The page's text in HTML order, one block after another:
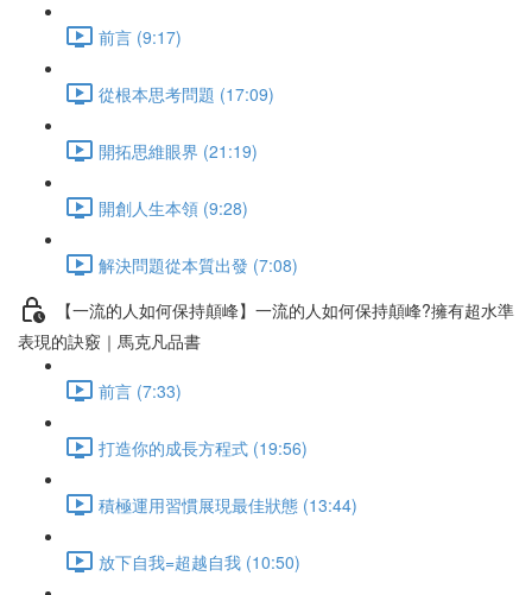
前言 (9:17)
從根本思考問題 (17:09)
開拓思維眼界 (21:19)
開創人生本領 (9:28)
解決問題從本質出發 (7:08)
【一流的人如何保持顛峰】一流的人如何保持顛峰?擁有超水準
表現的訣竅｜馬克凡品書
前言 (7:33)
打造你的成長方程式 (19:56)
積極運用習慣展現最佳狀態 (13:44)
放下自我=超越自我 (10:50)